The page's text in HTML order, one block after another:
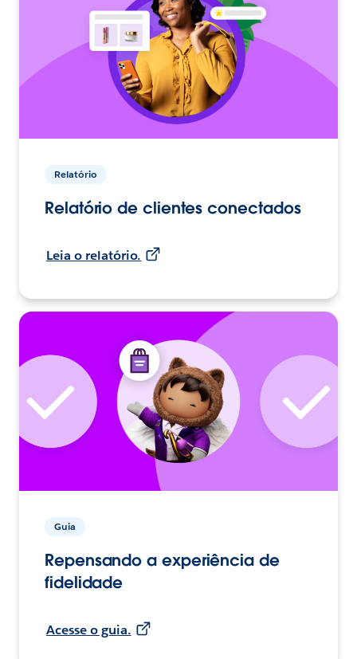
Relatório
Relatório de clientes conectados
Leia o relatório.
Guia
Repensando a experiência de
fidelidade
Acesse o guia.